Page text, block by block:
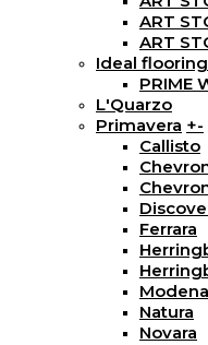
ART
ART
Ideal flooring
PRIME
L'Quarzo
Primavera +-
Callisto
Ferrara
Modena
Natura
Novara